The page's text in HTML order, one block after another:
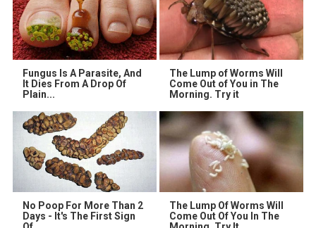
Fungus Is A Parasite, And
It Dies From A Drop Of
Plain...
The Lump of Worms Will
Come Out of You in The
Morning. Try it
No Poop For More Than 2
Days - It's The First Sign
The Lump Of Worms Will
Come Out Of You In The